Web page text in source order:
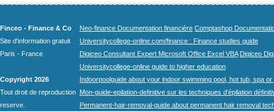
Finceo - Finance & Co
Site d'information gratuit
Paris - France
Copyright 2026
Tout droit de reproduction
reserve.
Neo-finance Documentation financière Comptashop
Universitycollege-online.com/finance : Finance studies guide
Digiceo Consultant Expert Microsoft Office Excel VBA Digiceo
Universitycollege-online guide to higher education
Indoorpoolguide about your indoor swimming pool, hot tub, spa
Mon-guide-epilation-definitive sur les techniques d'épilation
Permanent-hair-removal-guide about permanent hair removal